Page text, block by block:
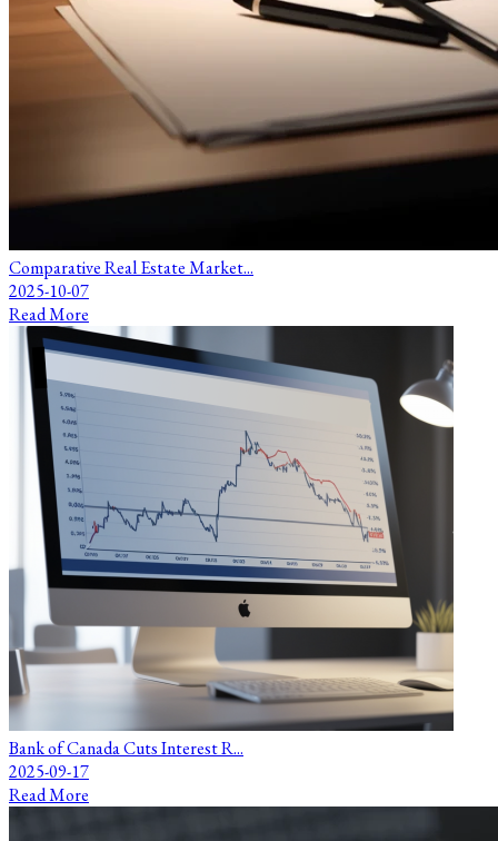
Comparative Real Estate Market...
2025-10-07
Read More
Bank of Canada Cuts Interest R...
2025-09-17
Read More